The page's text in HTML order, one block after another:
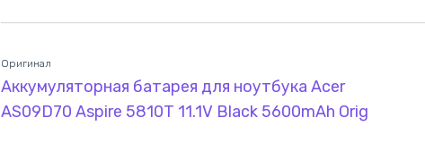
Оригинал
Аккумуляторная батарея для ноутбука Acer
AS09D70 Aspire 5810T 11.1V Black 5600mAh Orig